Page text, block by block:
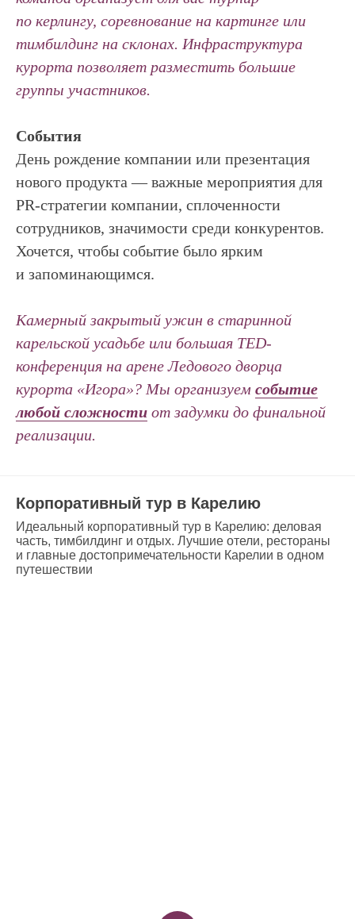
по керлингу, соревнование на картинге или
тимбилдинг на склонах. Инфраструктура
курорта позволяет разместить большие
группы участников.
События
День рождение компании или презентация
нового продукта — важные мероприятия для
PR-стратегии компании, сплоченности
сотрудников, значимости среди конкурентов.
Хочется, чтобы событие было ярким
и запоминающимся.
Камерный закрытый ужин в старинной
карельской усадьбе или большая TED-
конференция на арене Ледового дворца
курорта «Игора»? Мы организуем событие
любой сложности от задумки до финальной
реализации.
Корпоративный тур в Карелию
Идеальный корпоративный тур в Карелию: деловая
часть, тимбилдинг и отдых. Лучшие отели, рестораны
и главные достопримечательности Карелии в одном
путешествии